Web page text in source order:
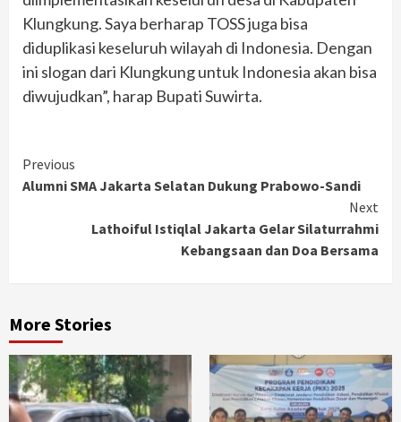
Klungkung. Saya berharap TOSS juga bisa
diduplikasi keseluruh wilayah di Indonesia. Dengan
ini slogan dari Klungkung untuk Indonesia akan bisa
diwujudkan”, harap Bupati Suwirta.
Continue
Reading
Previous
Alumni SMA Jakarta Selatan Dukung Prabowo-Sandi
Next
Lathoiful Istiqlal Jakarta Gelar Silaturrahmi
Kebangsaan dan Doa Bersama
More Stories